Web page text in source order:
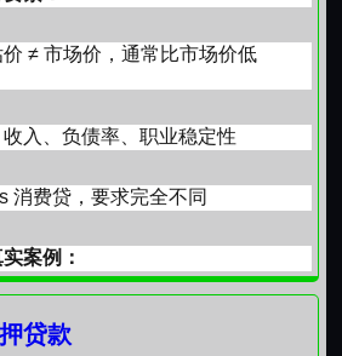
变，银行进入强监管周期！6
延续 “基准稳、实际降” 趋
2.85% 区间，较 2025 年
）下降 1.1-1.5 个百分点，创
队最低梯队
≠ 市场价，通常比市场价低
入、负债率、职业稳定性
消费贷，要求完全不同
案例：
万的房子，算得很清楚——按
万。但结果
贷款